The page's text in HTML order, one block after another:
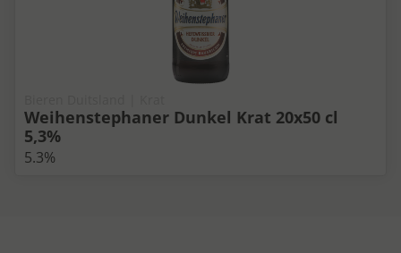
Weihenstephaner Dunkel Krat 20x50 cl
5,3%
5.3%